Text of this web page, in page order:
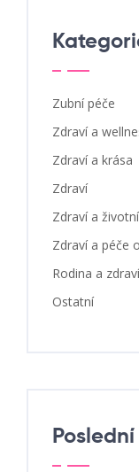
Zubní péče
Zdraví a
Zdraví a krása
Zdraví
Zdraví a
Zdraví a péče
Rodina a zdraví
Ostatní